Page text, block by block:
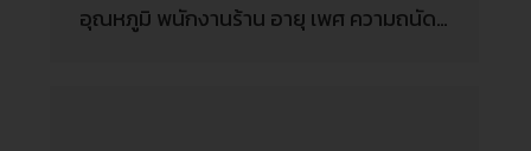
อุณหภูมิ พนักงานร้าน อายุ เพศ ความถนัด…